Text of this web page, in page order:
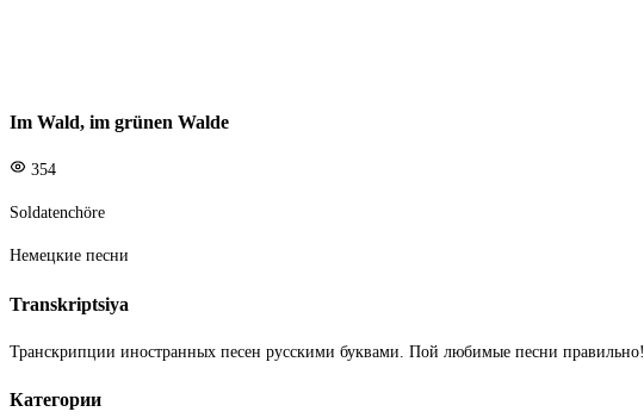
Im Wald, im grünen Walde
354
Soldatenchöre
Немецкие песни
Transkriptsiya
Транскрипции иностранных песен русскими буквами. Пой любимые песни правильно!
Категории